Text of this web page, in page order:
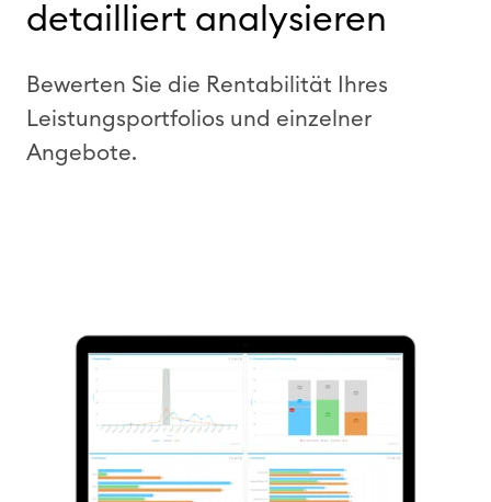
detailliert analysieren
Bewerten Sie die Rentabilität Ihres
Leistungsportfolios und einzelner
Angebote.